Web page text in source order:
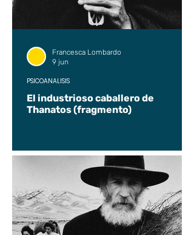
El industrioso caballero de
Thanatos (fragmento)
PSICOANÁLISIS
Francesca Lombardo
9 jun